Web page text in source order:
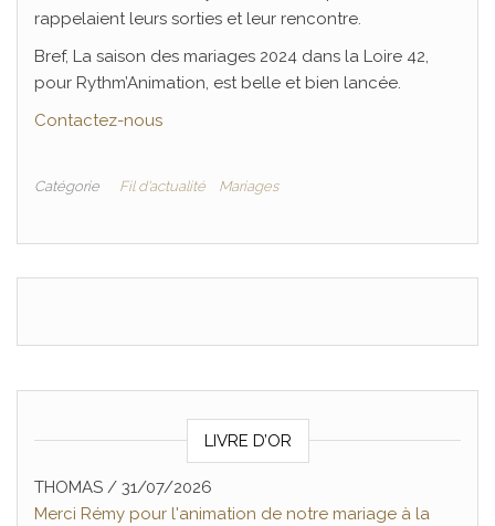
rappelaient leurs sorties et leur rencontre.
Bref, La saison des mariages 2024 dans la Loire 42,
pour Rythm’Animation, est belle et bien lancée.
Contactez-nous
Catégorie Fil d'actualité Mariages
LIVRE D’OR
THOMAS / 31/07/2026
Merci Rémy pour l'animation de notre mariage à la